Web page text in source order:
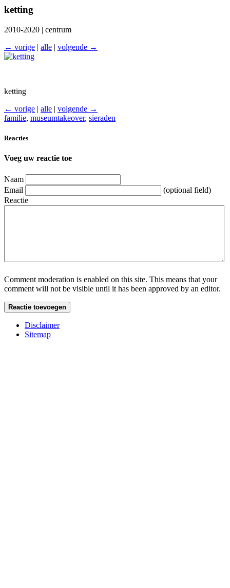
ketting
2010-2020 | centrum
← vorige | alle | volgende →
ketting
← vorige | alle | volgende →
familie, museumtakeover, sieraden
Reacties
Voeg uw reactie toe
Naam
Email
(optional field)
Reactie
Comment moderation is enabled on this site. This means that your
comment will not be visible until it has been approved by an editor.
Disclaimer
Sitemap